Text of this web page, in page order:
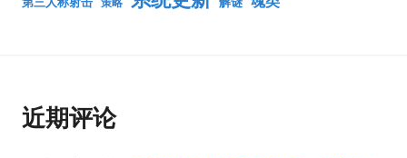
策略
近期评论